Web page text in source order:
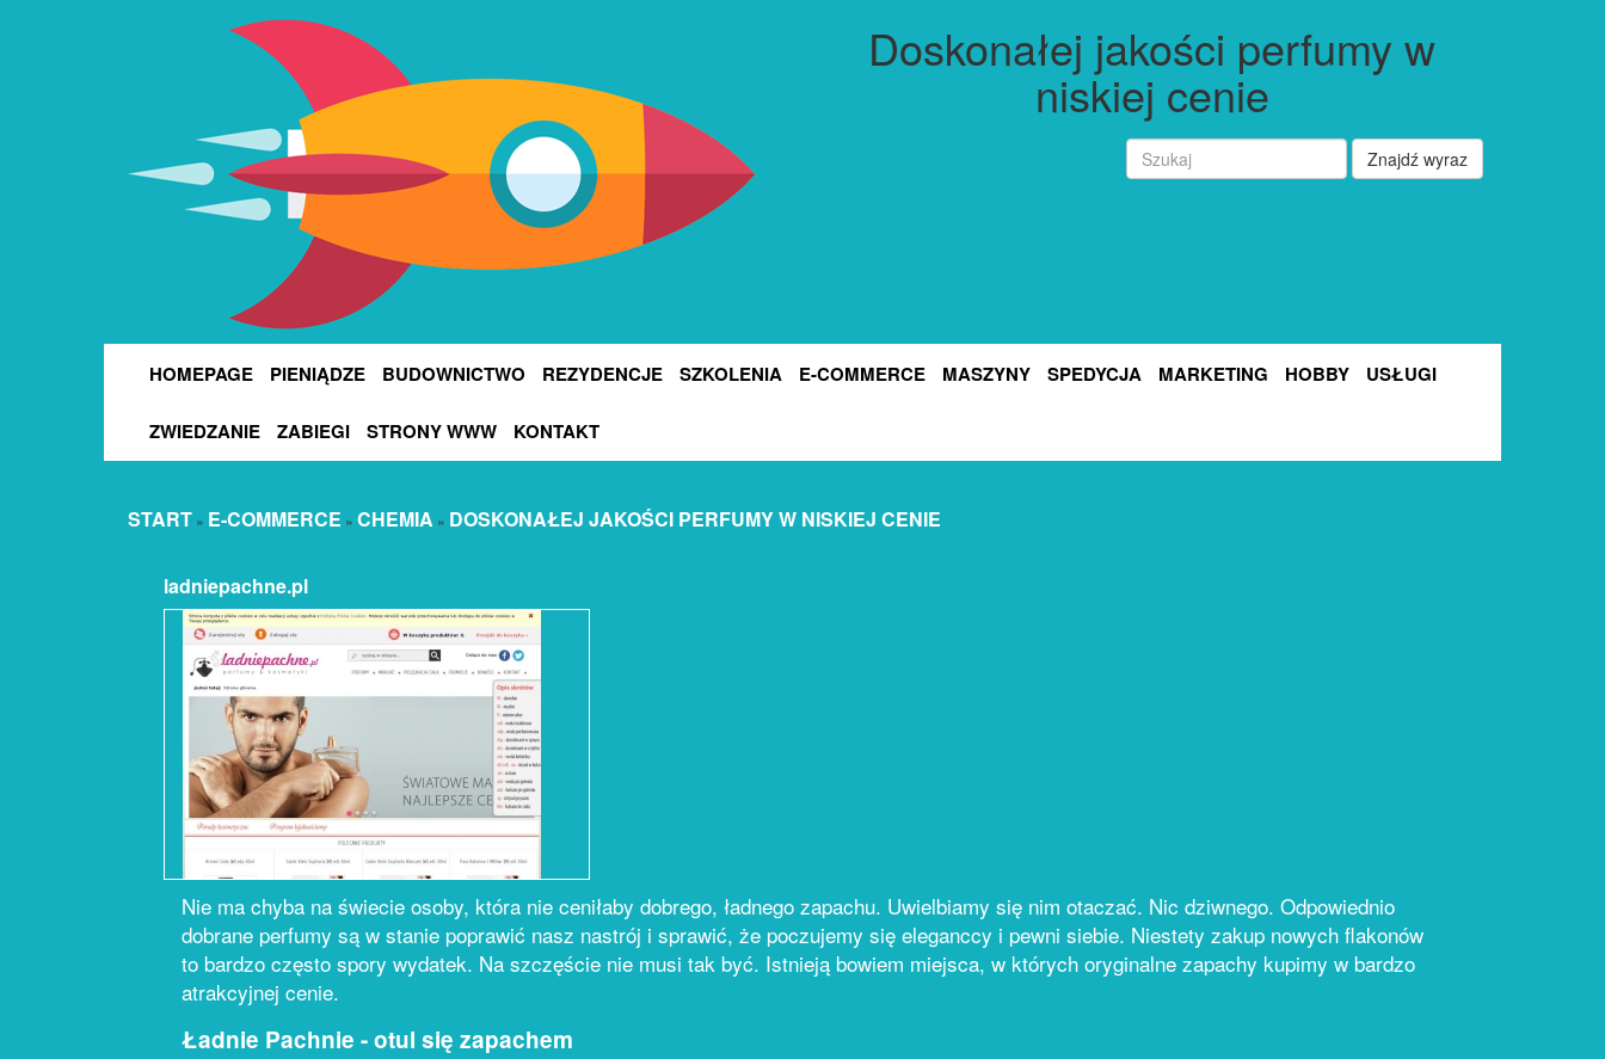
Doskonałej jakości perfumy w
niskiej cenie
Znajdź wyraz
HOMEPAGE PIENIĄDZE BUDOWNICTWO REZYDENCJE SZKOLENIA E-COMMERCE MASZYNY SPEDYCJA MARKETING HOBBY USŁUGI
ZWIEDZANIE ZABIEGI STRONY WWW KONTAKT
START » E-COMMERCE » CHEMIA » DOSKONAŁEJ JAKOŚCI PERFUMY W NISKIEJ CENIE
ladniepachne.pl
Nie ma chyba na świecie osoby, która nie ceniłaby dobrego, ładnego zapachu. Uwielbiamy się nim otaczać. Nic dziwnego. Odpowiednio
dobrane perfumy są w stanie poprawić nasz nastrój i sprawić, że poczujemy się eleganccy i pewni siebie. Niestety zakup nowych flakonów
to bardzo często spory wydatek. Na szczęście nie musi tak być. Istnieją bowiem miejsca, w których oryginalne zapachy kupimy w bardzo
atrakcyjnej cenie.
Ładnie Pachnie - otul się zapachem